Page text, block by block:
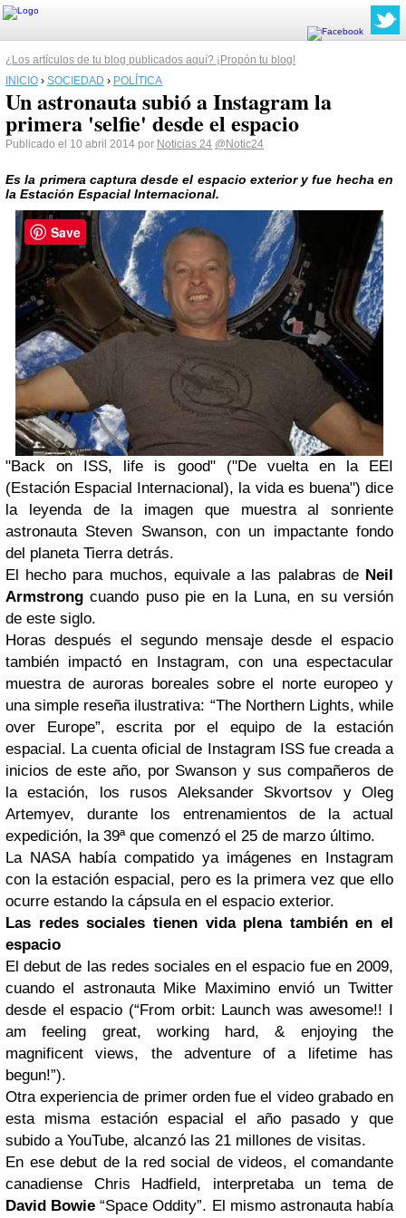
¿Los artículos de tu blog publicados aquí? ¡Propón tu blog!
INICIO › SOCIEDAD › POLÍTICA
​Un astronauta subió a Instagram la
primera 'selfie' desde el espacio
Publicado el 10 abril 2014 por Noticias 24 @Notic24
Es la primera captura desde el espacio exterior y fue hecha en
la Estación Espacial Internacional.
"Back on ISS, life is good" ("De vuelta en la EEI
(Estación Espacial Internacional), la vida es buena") dice
la leyenda de la imagen que muestra al sonriente
astronauta Steven Swanson, con un impactante fondo
del planeta Tierra detrás.
El hecho para muchos, equivale a las palabras de Neil
Armstrong cuando puso pie en la Luna, en su versión
de este siglo.
Horas después el segundo mensaje desde el espacio
también impactó en Instagram, con una espectacular
muestra de auroras boreales sobre el norte europeo y
una simple reseña ilustrativa: “The Northern Lights, while
over Europe”, escrita por el equipo de la estación
espacial. La cuenta oficial de Instagram ISS fue creada a
inicios de este año, por Swanson y sus compañeros de
la estación, los rusos Aleksander Skvortsov y Oleg
Artemyev, durante los entrenamientos de la actual
expedición, la 39ª que comenzó el 25 de marzo último.
La NASA había compatido ya imágenes en Instagram
con la estación espacial, pero es la primera vez que ello
ocurre estando la cápsula en el espacio exterior.
Las redes sociales tienen vida plena también en el
espacio
El debut de las redes sociales en el espacio fue en 2009,
cuando el astronauta Mike Maximino envió un Twitter
desde el espacio (“From orbit: Launch was awesome!! I
am feeling great, working hard, & enjoying the
magnificent views, the adventure of a lifetime has
begun!”).
Otra experiencia de primer orden fue el video grabado en
esta misma estación espacial el año pasado y que
subido a YouTube, alcanzó las 21 millones de visitas.
En ese debut de la red social de videos, el comandante
canadiense Chris Hadfield, interpretaba un tema de
David Bowie “Space Oddity”. El mismo astronauta había
Save